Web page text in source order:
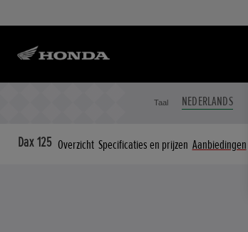
Taal NEDERLANDS
Dax 125 Overzicht Specificaties en prijzen Aanbiedingen